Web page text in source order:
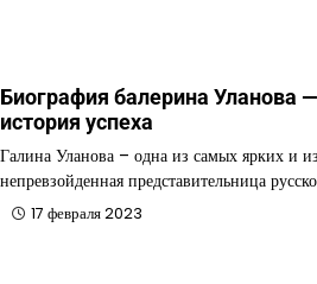
Биография балерина Уланова
история успеха
Галина Уланова – одна из самых ярких и
непревзойденная представительница
17 февраля 2023